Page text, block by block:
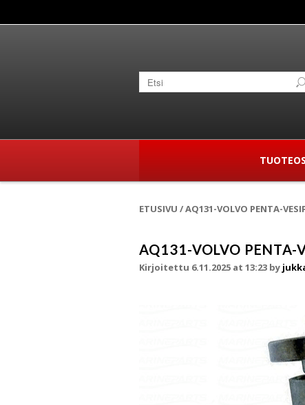
ETUSIVU /AQ131-VOLVO PENTA-
AQ131-VOLVO PENTA-
Kirjoitettu 6.11.2025 at 13:23 by